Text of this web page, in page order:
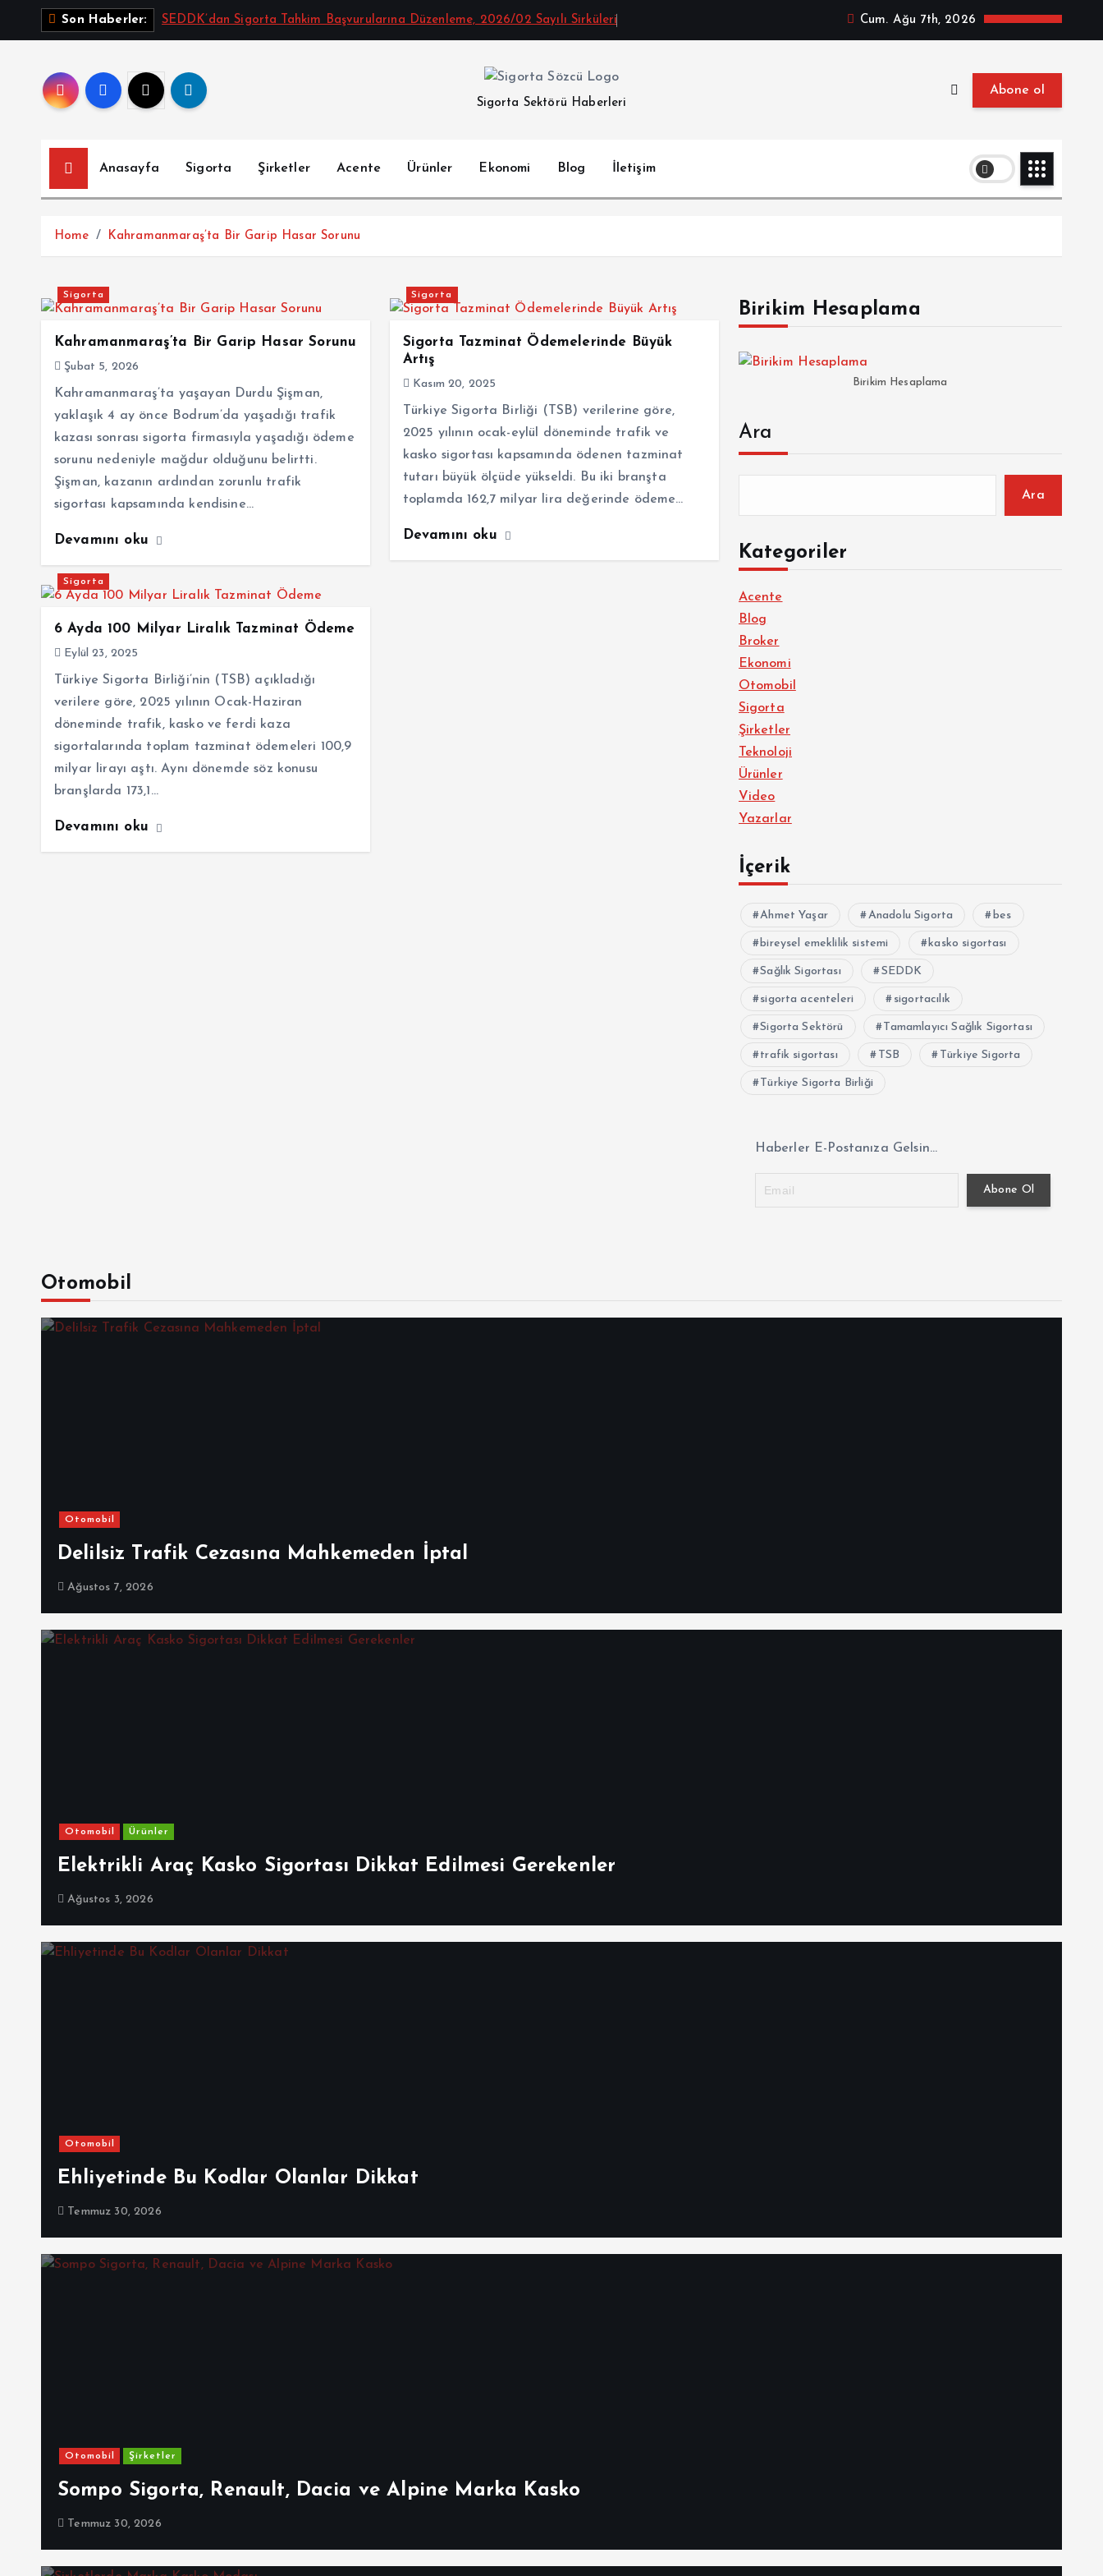
Son Haberler: SEDDK’dan Sigorta Tahkim Başvurularına Düzenleme, 2026/02 Sayılı Sirküleri Cum. Ağu 7th, 2026
Sigorta Sektörü Haberleri
Abone ol
Anasayfa Sigorta Şirketler Acente Ürünler Ekonomi Blog İletişim
Home Kahramanmaraş’ta Bir Garip Hasar Sorunu
Sigorta
Kahramanmaraş’ta Bir Garip Hasar Sorunu
Şubat 5, 2026
Kahramanmaraş’ta yaşayan Durdu Şişman,
yaklaşık 4 ay önce Bodrum’da yaşadığı trafik
kazası sonrası sigorta firmasıyla yaşadığı ödeme
sorunu nedeniyle mağdur olduğunu belirtti.
Şişman, kazanın ardından zorunlu trafik
sigortası kapsamında kendisine…
Devamını oku
Sigorta
Sigorta Tazminat Ödemelerinde Büyük
Artış
Kasım 20, 2025
Türkiye Sigorta Birliği (TSB) verilerine göre,
2025 yılının ocak-eylül döneminde trafik ve
kasko sigortası kapsamında ödenen tazminat
tutarı büyük ölçüde yükseldi. Bu iki branşta
toplamda 162,7 milyar lira değerinde ödeme…
Devamını oku
Sigorta
6 Ayda 100 Milyar Liralık Tazminat Ödeme
Eylül 23, 2025
Türkiye Sigorta Birliği’nin (TSB) açıkladığı
verilere göre, 2025 yılının Ocak-Haziran
döneminde trafik, kasko ve ferdi kaza
sigortalarında toplam tazminat ödemeleri 100,9
milyar lirayı aştı. Aynı dönemde söz konusu
branşlarda 173,1…
Devamını oku
Birikim Hesaplama
Birikim Hesaplama
Ara
Ara
Kategoriler
Acente
Blog
Broker
Ekonomi
Otomobil
Sigorta
Şirketler
Teknoloji
Ürünler
Video
Yazarlar
İçerik
Ahmet Yaşar Anadolu Sigorta bes
bireysel emeklilik sistemi kasko sigortası
Sağlık Sigortası SEDDK
sigorta acenteleri sigortacılık
Sigorta Sektörü Tamamlayıcı Sağlık Sigortası
trafik sigortası TSB Türkiye Sigorta
Türkiye Sigorta Birliği
Haberler E-Postanıza Gelsin...
Otomobil
Otomobil
Delilsiz Trafik Cezasına Mahkemeden İptal
Ağustos 7, 2026
Otomobil Ürünler
Elektrikli Araç Kasko Sigortası Dikkat Edilmesi Gerekenler
Ağustos 3, 2026
Otomobil
Ehliyetinde Bu Kodlar Olanlar Dikkat
Temmuz 30, 2026
Otomobil Şirketler
Sompo Sigorta, Renault, Dacia ve Alpine Marka Kasko
Temmuz 30, 2026